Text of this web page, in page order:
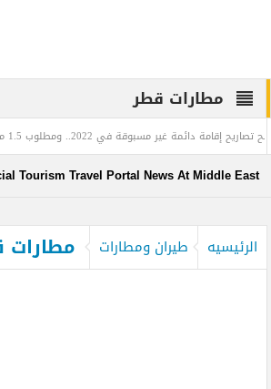
مطارات قطر
في 2022.. ومطلوب 1.5 مليون مهاجر حتى 2025
للغة العربية: تعرف على العالم المصري الذي أدخل اللغة
Tourism Travel Portal News At Middle East
الرئيسيه طيران ومطارات